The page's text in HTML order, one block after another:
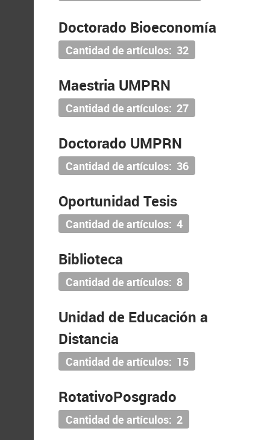
Doctorado Bioeconomía
Cantidad de artículos: 32
Maestria UMPRN
Cantidad de artículos: 27
Doctorado UMPRN
Cantidad de artículos: 36
Oportunidad Tesis
Cantidad de artículos: 4
Biblioteca
Cantidad de artículos: 8
Unidad de Educación a
Distancia
Cantidad de artículos: 15
RotativoPosgrado
Cantidad de artículos: 2